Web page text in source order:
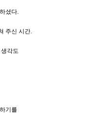
셨다.
주신 시간.
각도
기를